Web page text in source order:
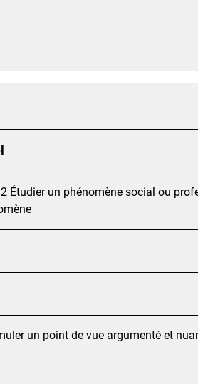
Étudier un phénomène social ou
un point de vue argumenté et